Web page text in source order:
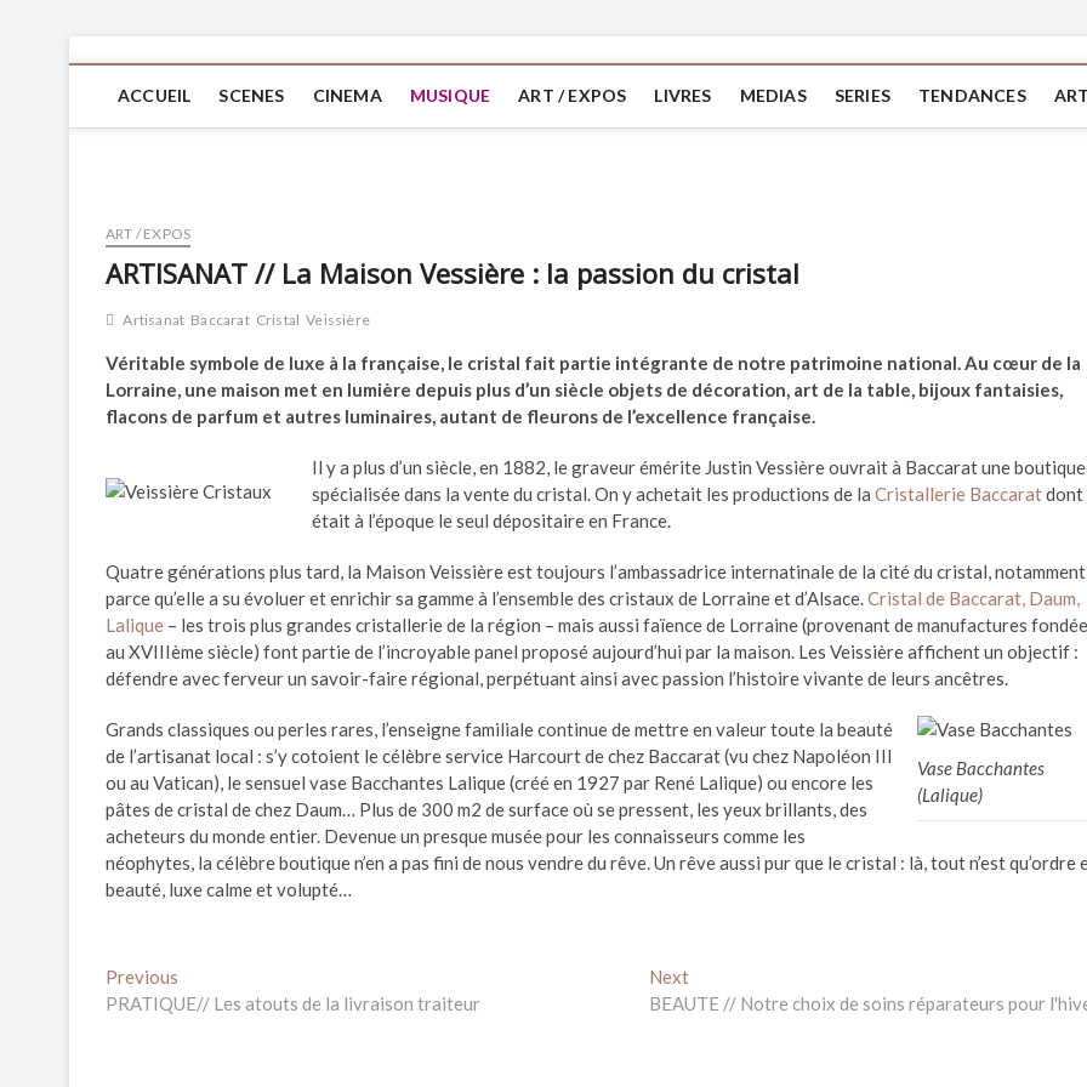
ACCUEIL SCENES CINEMA MUSIQUE ART / EXPOS LIVRES MEDIAS SERIES TENDANCES
ART / EXPOS
ARTISANAT // La Maison Vessière : la passion du cristal
Artisanat Baccarat Cristal Veissière
Véritable symbole de luxe à la française, le cristal fait partie intégrante de notre patrimoine national. Au cœur de la
Lorraine, une maison met en lumière depuis plus d’un siècle objets de décoration, art de la table, bijoux fantaisies,
flacons de parfum et autres luminaires, autant de fleurons de l’excellence française.
Il y a plus d’un siècle, en 1882, le graveur émérite Justin Vessière ouvrait à Baccarat une boutique
spécialisée dans la vente du cristal. On y achetait les productions de la Cristallerie Baccaratdont
était à l’époque le seul dépositaire en France.
Quatre générations plus tard, la Maison Veissière est toujours l’ambassadrice internatinale de la cité du cristal, notamment
parce qu’elle a su évoluer et enrichir sa gamme à l’ensemble des cristaux de Lorraine et d’Alsace.Cristal de Baccarat, Daum,
Lalique – les trois plus grandes cristallerie de la région – mais aussi faïence de Lorraine (provenant de manufactures
au XVIIIème siècle) font partie de l’incroyable panel proposé aujourd’hui par la maison. Les Veissière affichent un objectif :
défendre avec ferveur un savoir-faire régional, perpétuant ainsi avec passion l’histoire vivante de leurs ancêtres.
Vase Bacchantes
(Lalique)
Grands classiques ou perles rares, l’enseigne familiale continue de mettre en valeur toute la beauté
de l’artisanat local : s’y cotoient le célèbre service Harcourt de chez Baccarat (vu chez Napoléon III
ou au Vatican), le sensuel vase Bacchantes Lalique (créé en 1927 par René Lalique) ou encore les
pâtes de cristal de chez Daum… Plus de 300 m2 de surface où se pressent, les yeux brillants, des
acheteurs du monde entier. Devenue un presque musée pour les connaisseurs comme les
néophytes, la célèbre boutique n’en a pas fini de nous vendre du rêve. Un rêve aussi pur que le cristal : là, tout n’est qu’ordre
beauté, luxe calme et volupté…
Navigation
de
Previous
post:
PRATIQUE// Les atouts de la livraison traiteur
NextNext
post:
BEAUTE // Notre choix de soins réparateurs pour